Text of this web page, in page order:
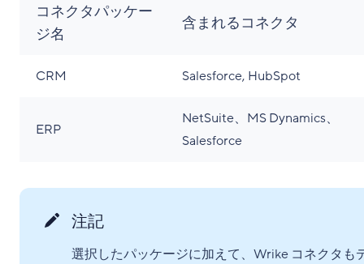
コネクタパッケー
ジ名
含まれるコネクタ
CRM Salesforce, HubSpot
ERP
NetSuite、MS Dynamics、
Salesforce
注記
選択したパッケージに加えて、Wrike コネクタも